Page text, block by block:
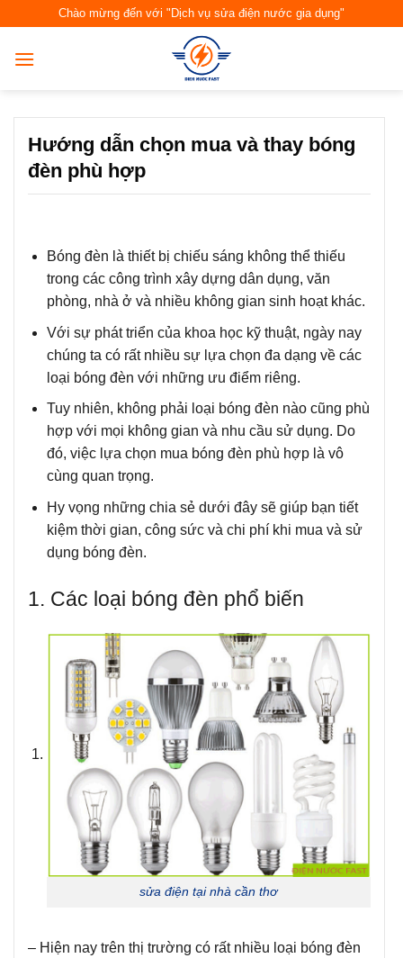
content
Chào mừng đến với "Dịch vụ sửa điện nước gia dụng"
Hướng dẫn chọn mua và thay bóng
đèn phù hợp
Bóng đèn là thiết bị chiếu sáng không thể thiếu
trong các công trình xây dựng dân dụng, văn
phòng, nhà ở và nhiều không gian sinh hoạt khác.
Với sự phát triển của khoa học kỹ thuật, ngày nay
chúng ta có rất nhiều sự lựa chọn đa dạng về các
loại bóng đèn với những ưu điểm riêng.
Tuy nhiên, không phải loại bóng đèn nào cũng phù
hợp với mọi không gian và nhu cầu sử dụng. Do
đó, việc lựa chọn mua bóng đèn phù hợp là vô
cùng quan trọng.
Hy vọng những chia sẻ dưới đây sẽ giúp bạn tiết
kiệm thời gian, công sức và chi phí khi mua và sử
dụng bóng đèn.
1. Các loại bóng đèn phổ biến
sửa điện tại nhà cần thơ
– Hiện nay trên thị trường có rất nhiều loại bóng đèn